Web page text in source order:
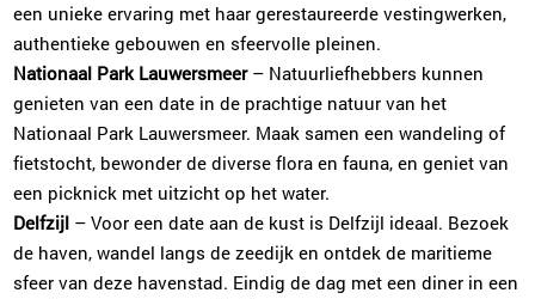
Plan kennismaking
Rene van Saane
Almelo
0546-700218|email
Plan kennismaking
een unieke ervaring met haar gerestaureerde vestingwerken,
authentieke gebouwen en sfeervolle pleinen.
Nationaal Park Lauwersmeer– Natuurliefhebbers kunnen
genieten van een date in de prachtige natuur van het
Nationaal Park Lauwersmeer. Maak samen een wandeling of
fietstocht, bewonder de diverse flora en fauna, en geniet van
een picknick met uitzicht op het water.
Delfzijl – Voor een date aan de kust is Delfzijl ideaal. Bezoek
de haven, wandel langs de zeedijk en ontdek de maritieme
sfeer van deze havenstad. Eindig de dag met een diner in een